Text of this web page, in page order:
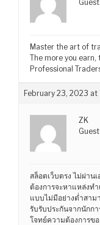
Guest
Master the art of
The more you
Professional
February 23, 2023 at
ZK
Guest
สล็อตเว็บตรง ไม่ผ่าน
ต้องการจะหาแหล่งทำ
แบบไม่มีอย่างต่ำสาม
รับรับประกันจากนักก
โจทย์ความต้องการข